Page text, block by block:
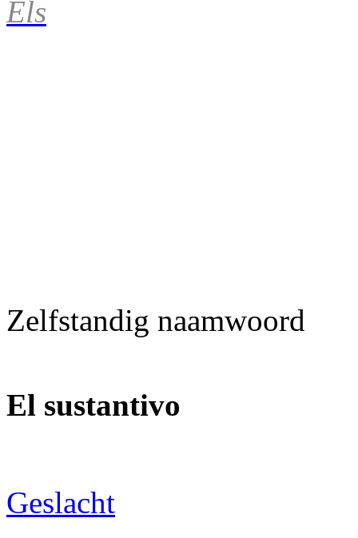
Els
Zelfstandig naamwoord
El sustantivo
Geslacht